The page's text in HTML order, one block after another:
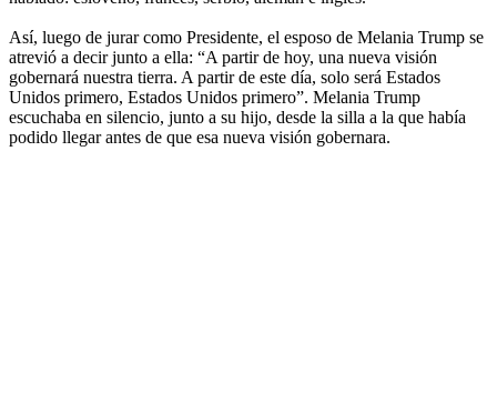
Así, luego de jurar como Presidente, el esposo de Melania Trump se
atrevió a decir junto a ella: “A partir de hoy, una nueva visión
gobernará nuestra tierra. A partir de este día, solo será Estados
Unidos primero, Estados Unidos primero”. Melania Trump
escuchaba en silencio, junto a su hijo, desde la silla a la que había
podido llegar antes de que esa nueva visión gobernara.